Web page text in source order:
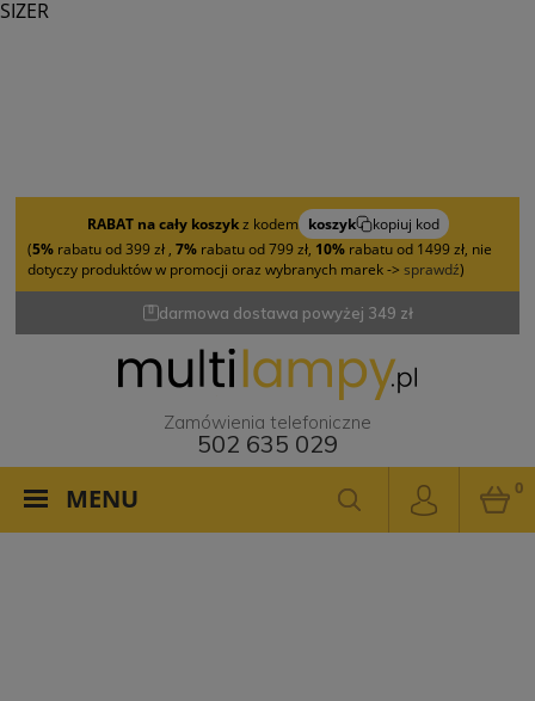
RABAT na cały koszykz kodem koszyk
kopiuj kod
(5% rabatu od 399 zł , 7% rabatu od 799 zł, 10% rabatu od 1499 zł, nie
dotyczy produktów w promocji oraz wybranych marek -> sprawdź)
darmowa dostawa powyżej 349 zł
Zamówienia telefoniczne
502 635 029
MENU 0
SIZER